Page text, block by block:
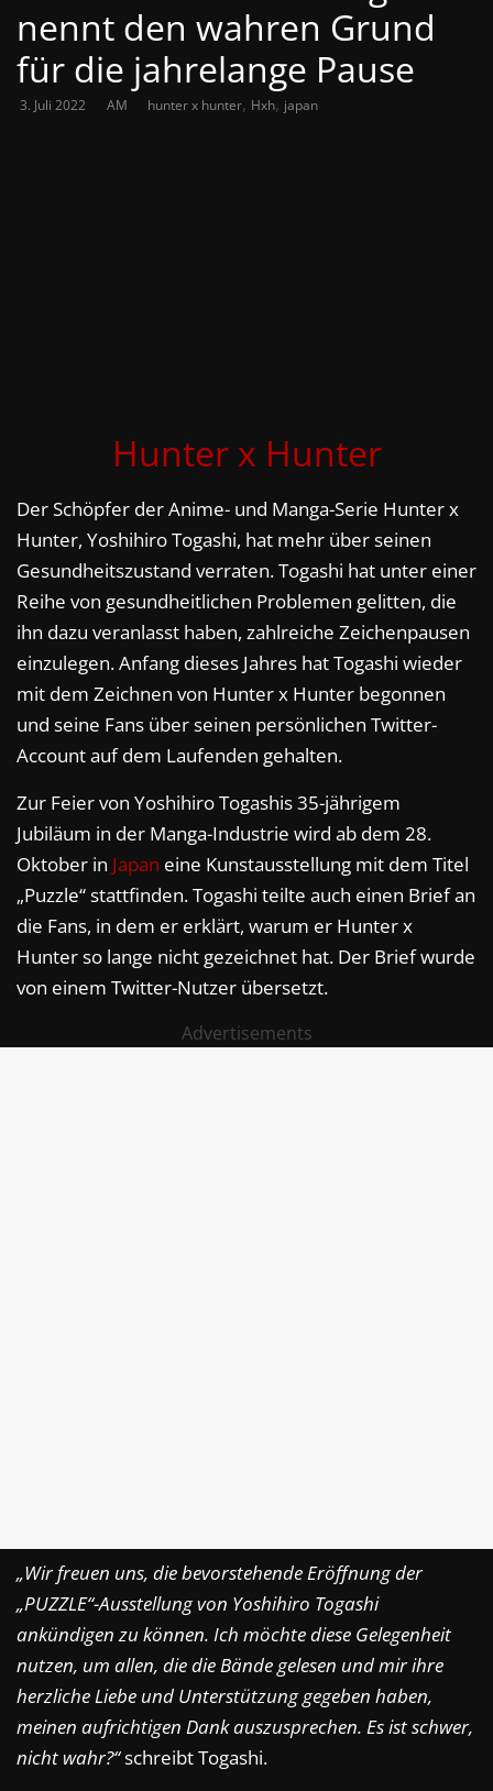
nennt den wahren Grund
für die jahrelange Pause
3. Juli 2022 AM hunter x hunter, Hxh, japan
Hunter x Hunter
Der Schöpfer der Anime- und Manga-Serie Hunter x
Hunter, Yoshihiro Togashi, hat mehr über seinen
Gesundheitszustand verraten. Togashi hat unter einer
Reihe von gesundheitlichen Problemen gelitten, die
ihn dazu veranlasst haben, zahlreiche Zeichenpausen
einzulegen. Anfang dieses Jahres hat Togashi wieder
mit dem Zeichnen von Hunter x Hunter begonnen
und seine Fans über seinen persönlichen Twitter-
Account auf dem Laufenden gehalten.
Zur Feier von Yoshihiro Togashis 35-jährigem
Jubiläum in der Manga-Industrie wird ab dem 28.
Oktober in Japan eine Kunstausstellung mit dem Titel
„Puzzle“ stattfinden. Togashi teilte auch einen Brief an
die Fans, in dem er erklärt, warum er Hunter x
Hunter so lange nicht gezeichnet hat. Der Brief wurde
von einem Twitter-Nutzer übersetzt.
Advertisements
„Wir freuen uns, die bevorstehende Eröffnung der
„PUZZLE“-Ausstellung von Yoshihiro Togashi
ankündigen zu können. Ich möchte diese Gelegenheit
nutzen, um allen, die die Bände gelesen und mir ihre
herzliche Liebe und Unterstützung gegeben haben,
meinen aufrichtigen Dank auszusprechen. Es ist schwer,
nicht wahr?“schreibt Togashi.